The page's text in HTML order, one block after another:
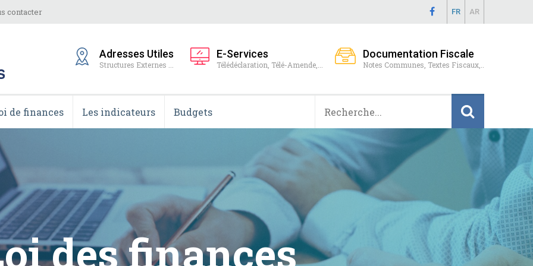
contacter FR AR
Adresses Utiles
Structures Externes ...
E-Services
Télédéclaration, Télé-Amende,...
Documentation Fiscale
Notes Communes, Textes Fiscaux,..
de finances Les indicateurs Budgets
Provisoires de
de Budget de l'Etat